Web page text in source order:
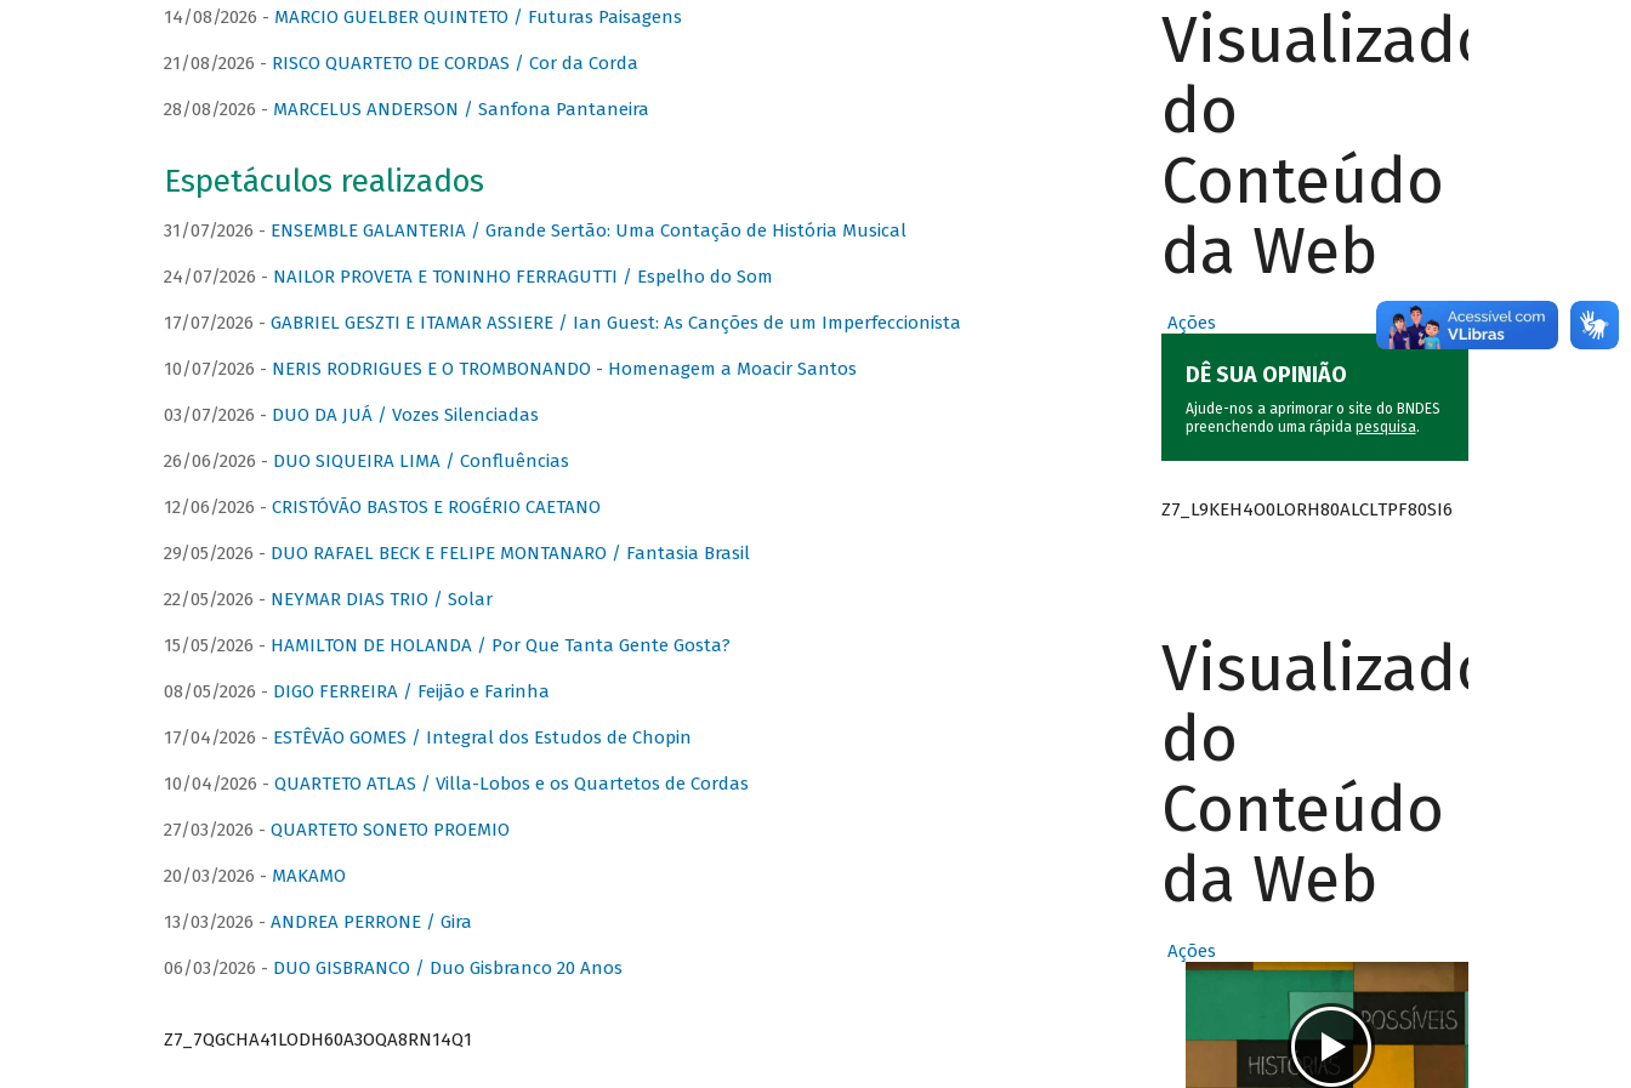
14/08/2026 - MARCIO GUELBER QUINTETO / Futuras Paisagens
21/08/2026 - RISCO QUARTETO DE CORDAS / Cor da Corda
28/08/2026 - MARCELUS ANDERSON / Sanfona Pantaneira
Espetáculos realizados
31/07/2026 - ENSEMBLE GALANTERIA / Grande Sertão: Uma Contação de História Musical
24/07/2026 - NAILOR PROVETA E TONINHO FERRAGUTTI / Espelho do Som
17/07/2026 - GABRIEL GESZTI E ITAMAR ASSIERE / Ian Guest: As Canções de um Imperfeccionista
10/07/2026 - NERIS RODRIGUES E O TROMBONANDO - Homenagem a Moacir Santos
03/07/2026 - DUO DA JUÁ / Vozes Silenciadas
26/06/2026 - DUO SIQUEIRA LIMA / Confluências
12/06/2026 - CRISTÓVÃO BASTOS E ROGÉRIO CAETANO
29/05/2026 - DUO RAFAEL BECK E FELIPE MONTANARO / Fantasia Brasil
22/05/2026 - NEYMAR DIAS TRIO / Solar
15/05/2026 - HAMILTON DE HOLANDA / Por Que Tanta Gente Gosta?
08/05/2026 - DIGO FERREIRA / Feijão e Farinha
17/04/2026 - ESTÊVÃO GOMES / Integral dos Estudos de Chopin
10/04/2026 - QUARTETO ATLAS / Villa-Lobos e os Quartetos de Cordas
27/03/2026 - QUARTETO SONETO PROEMIO
20/03/2026 - MAKAMO
13/03/2026 - ANDREA PERRONE / Gira
06/03/2026 - DUO GISBRANCO / Duo Gisbranco 20 Anos
Z7_7QGCHA41LODH60A3OQA8RN14Q1
Visualizador
do
Conteúdo
da Web
Ações
DÊ SUA OPINIÃO
Ajude-nos a aprimorar o site do BNDES
preenchendo uma rápida pesquisa.
Z7_L9KEH4O0LORH80ALCLTPF80SI6
Visualizador
do
Conteúdo
da Web
Ações